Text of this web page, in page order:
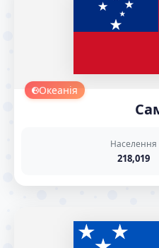
Океанія
Населення
218,019